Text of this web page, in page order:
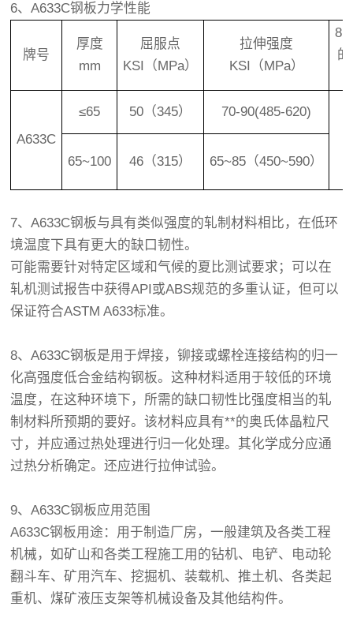
6、A633C钢板力学性能
牌号
厚度
mm
屈服点
KSI（MPa）
拉伸强度
KSI（MPa）
A633C
≤65 50（345） 70-90(485-620)
65~100 46（315） 65~85（450~590）
7、A633C钢板与具有类似强度的轧制材料相比，在低环
境温度下具有更大的缺口韧性。
可能需要针对特定区域和气候的夏比测试要求；可以在
轧机测试报告中获得API或ABS规范的多重认证，但可以
保证符合ASTM A633标准。
8、A633C钢板是用于焊接，铆接或螺栓连接结构的归一
化高强度低合金结构钢板。这种材料适用于较低的环境
温度，在这种环境下，所需的缺口韧性比强度相当的轧
制材料所预期的要好。该材料应具有**的奥氏体晶粒尺
寸，并应通过热处理进行归一化处理。其化学成分应通
过热分析确定。还应进行拉伸试验。
9、A633C钢板应用范围
A633C钢板用途：用于制造厂房，一般建筑及各类工程
机械，如矿山和各类工程施工用的钻机、电铲、电动轮
翻斗车、矿用汽车、挖掘机、装载机、推土机、各类起
重机、煤矿液压支架等机械设备及其他结构件。